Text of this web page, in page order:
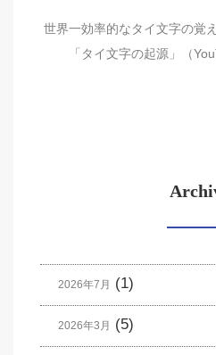
世界一効率的なタイ文字の覚
「タイ文字の起源」（
2026年7月 (1)
2026年3月 (5)